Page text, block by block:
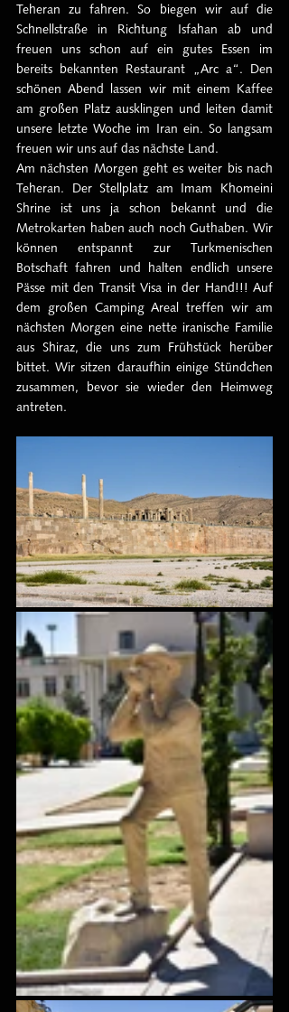
Teheran zu fahren. So biegen wir auf die
Schnellstraße in Richtung Isfahan ab und
freuen uns schon auf ein gutes Essen im
bereits bekannten Restaurant „Arc a“. Den
schönen Abend lassen wir mit einem Kaffee
am großen Platz ausklingen und leiten damit
unsere letzte Woche im Iran ein. So langsam
freuen wir uns auf das nächste Land.
Am nächsten Morgen geht es weiter bis nach
Teheran. Der Stellplatz am Imam Khomeini
Shrine ist uns ja schon bekannt und die
Metrokarten haben auch noch Guthaben. Wir
können entspannt zur Turkmenischen
Botschaft fahren und halten endlich unsere
Pässe mit den Transit Visa in der Hand!!! Auf
dem großen Camping Areal treffen wir am
nächsten Morgen eine nette iranische Familie
aus Shiraz, die uns zum Frühstück herüber
bittet. Wir sitzen daraufhin einige Stündchen
zusammen, bevor sie wieder den Heimweg
antreten.